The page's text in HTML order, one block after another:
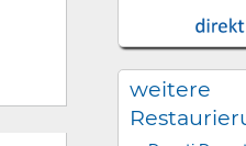
weitere